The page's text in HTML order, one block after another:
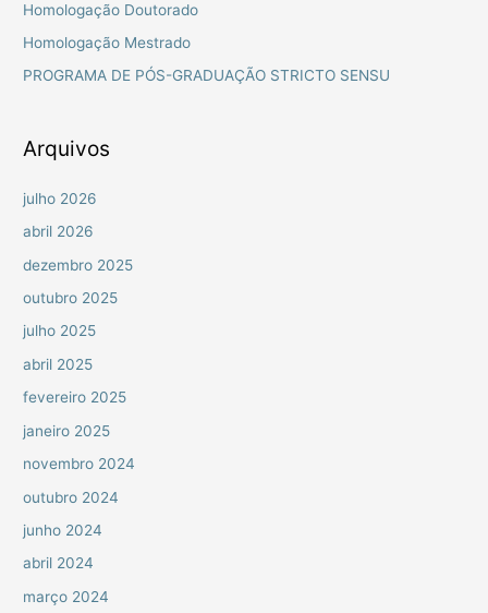
r
p
r
Homologação Doutorado
Homologação Mestrado
PROGRAMA DE PÓS-GRADUAÇÃO STRICTO SENSU
Arquivos
julho 2026
abril 2026
dezembro 2025
outubro 2025
julho 2025
abril 2025
fevereiro 2025
janeiro 2025
novembro 2024
outubro 2024
junho 2024
abril 2024
março 2024